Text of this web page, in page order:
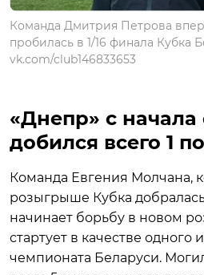
Команда Дмитрия Петрова
пробилась в 1/16 финала Кубка
vk.com/club146833653
«Днепр» с начала
добился всего 1
Команда Евгения Молчана,
розыгрыше Кубка
начинает борьбу в новом
стартует в качестве одного
чемпионата Беларуси.